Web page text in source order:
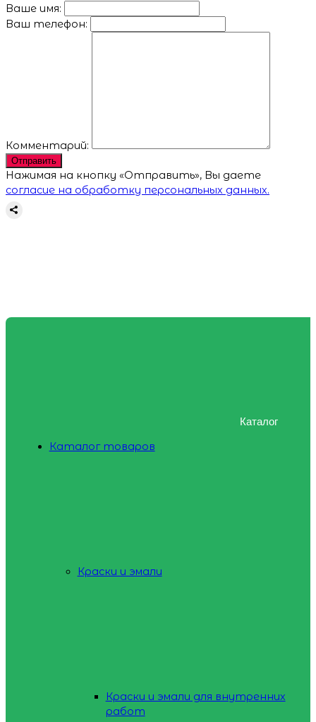
Ваше имя:
Ваш телефон:
Комментарий:
Отправить
Нажимая на кнопку «Отправить», Вы даете
согласие на обработку персональных данных.
Каталог
Каталог товаров
Краски и эмали
Краски и эмали для внутренних
работ